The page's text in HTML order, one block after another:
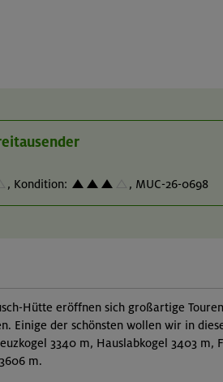
, Kondition: , MUC-26-0698
Hütte eröffnen sich großartige
Einige der schönsten wollen wir in
3340 m, Hauslabkogel 3403 m,
m.